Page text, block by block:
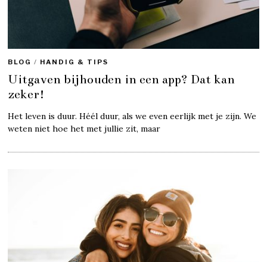
BLOG / HANDIG & TIPS
Uitgaven bijhouden in een app? Dat kan
zeker!
Het leven is duur. Héél duur, als we even eerlijk met je zijn. We
weten niet hoe het met jullie zit, maar